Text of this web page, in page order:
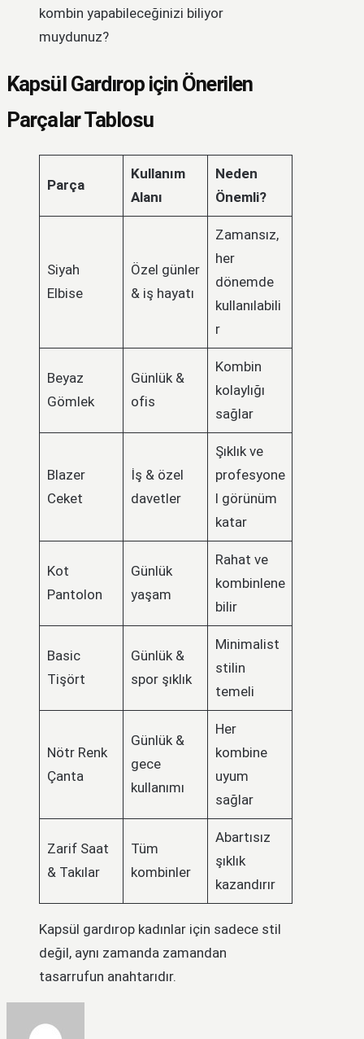
kombin yapabileceğinizi biliyor
muydunuz?
Kapsül Gardırop için Önerilen
Parçalar Tablosu
Parça
Kullanım
Alanı
Neden
Önemli?
Siyah
Elbise
Özel günler
& iş hayatı
Zamansız,
her
dönemde
kullanılabili
r
Beyaz
Gömlek
Günlük &
ofis
Kombin
kolaylığı
sağlar
Blazer
Ceket
İş & özel
davetler
Şıklık ve
profesyone
l görünüm
katar
Kot
Pantolon
Günlük
yaşam
Rahat ve
kombinlene
bilir
Basic
Tişört
Günlük &
spor şıklık
Minimalist
stilin
temeli
Nötr Renk
Çanta
Günlük &
gece
kullanımı
Her
kombine
uyum
sağlar
Zarif Saat
& Takılar
Tüm
kombinler
Abartısız
şıklık
kazandırır
Kapsül gardırop kadınlar için sadece stil
değil, aynı zamanda zamandan
tasarrufun anahtarıdır.